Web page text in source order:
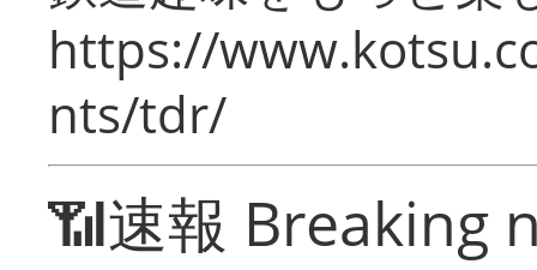
https://
nts/tdr/
📶速報 Breaking